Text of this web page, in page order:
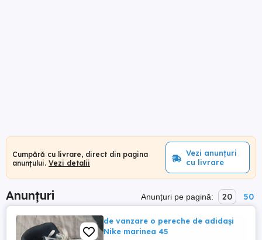
Cumpără cu livrare, direct din pagina
anunțului. Vezi detalii
Vezi anunțuri
cu livrare
Anunțuri Anunțuri pe pagină: 20 50
de vanzare o pereche de adidași
Nike marinea 45